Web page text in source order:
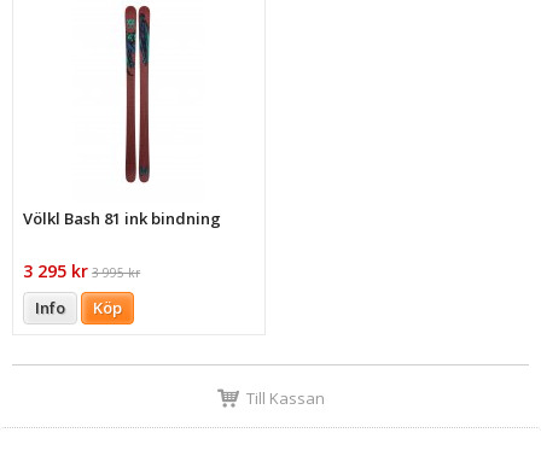
Völkl Bash 81 ink bindning
3 295 kr 3 995 kr
Info Köp
Till Kassan